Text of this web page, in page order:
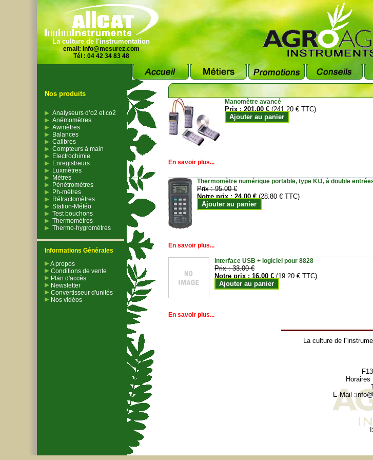
La culture de l'instrumentation
email: info@mesurez.com
Tél : 04 42 34 83 48
Nos produits
Analyseurs d’o2 et co2
Anémomètres
Awmètres
Balances
Calibres
Compteurs à main
Electrochimie
Enregistreurs
Luxmètres
Mètres
Pénétromètres
Ph-mètres
Réfractomètres
Station-Météo
Test bouchons
Thermomètres
Thermo-hygromètres
Informations Générales
A propos
Conditions de vente
Plan d'accès
Newsletter
Convertisseur d'unités
Nos vidéos
Manomètre avancé
Prix :201.00 € (241.20 € TTC)
Ajouter au panier
En savoir plus...
Thermomètre numérique portable, type K/J, à double
Prix :95.00 €
Notre prix :24.00 € (28.80 € TTC)
Ajouter au panier
En savoir plus...
Interface USB + logiciel pour 8828
Prix :33.00 €
Notre prix :16.00 € (19.20 € TTC)
Ajouter au panier
En savoir plus...
La culture de
E-Mail :